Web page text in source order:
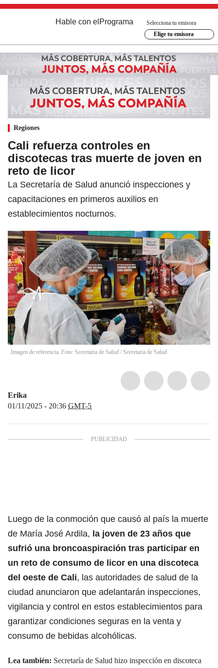
Hable con el Programa
Selecciona tu emisora
Elige tu emisora
Regiones
Cali refuerza controles en
discotecas tras muerte de joven en
reto de licor
La Secretaría de Salud anunció inspecciones y
capacitaciones en primeros auxilios en
establecimientos nocturnos.
Imagen de referencia. Foto: Secretaria de Salud / Secretaria de Salud
Erika
01/11/2025 - 20:36 GMT-5
Luego de la conmoción que causó al país la muerte
de María José Ardila, la joven de 23 años que
sufrió una broncoaspiración tras participar en
un reto de consumo de licor en una discoteca
del oeste de Cali, las autoridades de salud de la
ciudad anunciaron que adelantarán inspecciones,
vigilancia y control en estos establecimientos para
garantizar condiciones seguras en la venta y
consumo de bebidas alcohólicas.
Lea también: Secretaría de Salud hizo inspección en discoteca